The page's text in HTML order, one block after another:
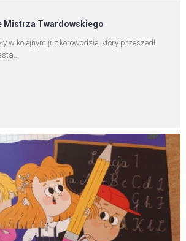
Mistrza Twardowskiego
w kolejnym już korowodzie, który przeszedł